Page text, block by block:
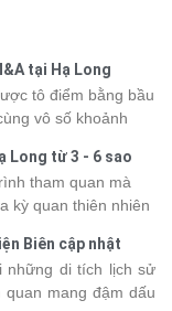
tại Hạ Long
tô điểm bằng bầu
vô số khoảnh
một chuyến đi
Long từ 3 - 6 sao
tham quan mà
kỳ quan thiên nhiên
lựa chọn. Bài viết
Hạ Long mới nhất
và tìm được hành
Biên cập nhật
những di tích lịch sử
mang đậm dấu